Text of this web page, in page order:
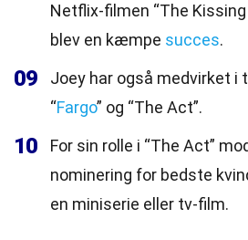
Netflix-filmen “The
blev en kæmpe succes.
09
Joey har også medvirket i
“Fargo” og “The Act”.
10
For sin rolle i “The Act”
nominering for bedste
en miniserie eller tv-film.